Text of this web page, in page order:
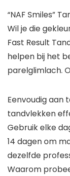
“NAF Smiles”
Wil je die
Fast Result
helpen bij het
parelglimlach.
Eenvoudig aan
tandvlekken
Gebruik elke
14 dagen om
dezelfde
Waarom